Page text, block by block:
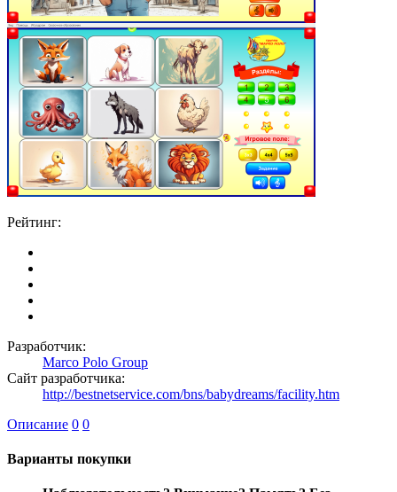
Рейтинг:
Разработчик:
Marco Polo Group
Сайт разработчика:
http://bestnetservice.com/bns/babydreams/facility.htm
Описание 0 0
Варианты покупки